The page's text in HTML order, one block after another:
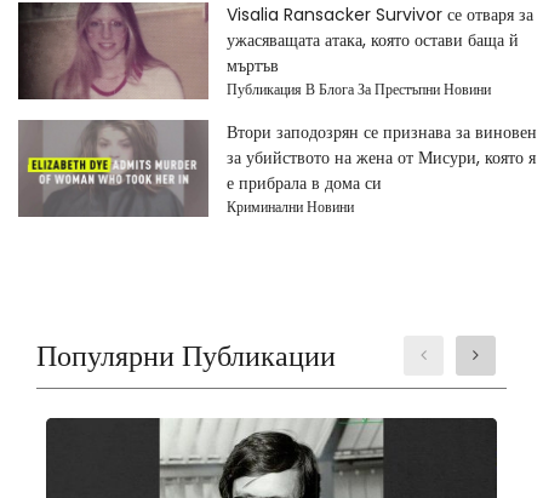
Visalia Ransacker Survivor се отваря за
ужасяващата атака, която остави баща й
мъртъв
Публикация В Блога За Престъпни Новини
Втори заподозрян се признава за виновен
за убийството на жена от Мисури, която я
е прибрала в дома си
Криминални Новини
Популярни Публикации